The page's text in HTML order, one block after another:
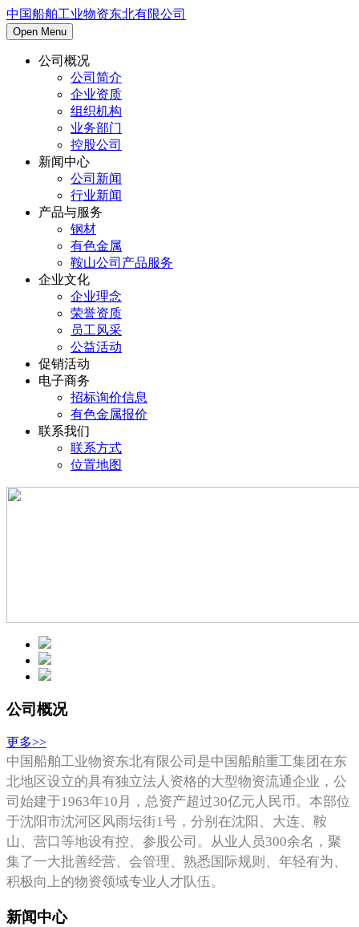
中国船舶工业物资东北有限公司
Open Menu
公司概况
公司简介
企业资质
组织机构
业务部门
控股公司
新闻中心
公司新闻
行业新闻
产品与服务
钢材
有色金属
鞍山公司产品服务
企业文化
企业理念
荣誉资质
员工风采
公益活动
促销活动
电子商务
招标询价信息
有色金属报价
联系我们
联系方式
位置地图
公司概况
更多>>
中国船舶工业物资东北有限公司是中国船舶重工集团在东
北地区设立的具有独立法人资格的大型物资流通企业，公
司始建于1963年10月，总资产超过30亿元人民币。本部位
于沈阳市沈河区风雨坛街1号，分别在沈阳、大连、鞍
山、营口等地设有控、参股公司。从业人员300余名，聚
集了一大批善经营、会管理、熟悉国际规则、年轻有为、
积极向上的物资领域专业人才队伍。
新闻中心